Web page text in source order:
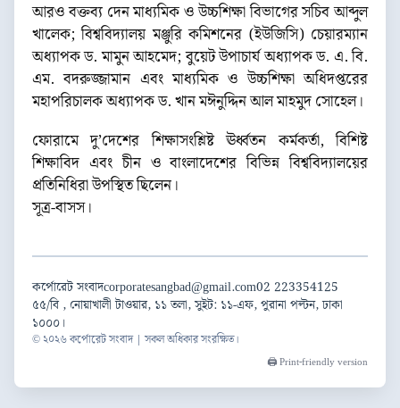
আরও বক্তব্য দেন মাধ্যমিক ও উচ্চশিক্ষা বিভাগের সচিব আব্দুল
খালেক; বিশ্ববিদ্যালয় মঞ্জুরি কমিশনের (ইউজিসি) চেয়ারম্যান
অধ্যাপক ড. মামুন আহমেদ; বুয়েট উপাচার্য অধ্যাপক ড. এ. বি.
এম. বদরুজ্জামান এবং মাধ্যমিক ও উচ্চশিক্ষা অধিদপ্তরের
মহাপরিচালক অধ্যাপক ড. খান মঈনুদ্দিন আল মাহমুদ সোহেল।
ফোরামে দু’দেশের শিক্ষাসংশ্লিষ্ট ঊর্ধ্বতন কর্মকর্তা, বিশিষ্ট
শিক্ষাবিদ এবং চীন ও বাংলাদেশের বিভিন্ন বিশ্ববিদ্যালয়ের
প্রতিনিধিরা উপস্থিত ছিলেন।
সূত্র-বাসস।
কর্পোরেট সংবাদcorporatesangbad@gmail.com02 223354125
৫৫/বি , নোয়াখালী টাওয়ার, ১১ তলা, সুইট: ১১-এফ, পুরানা পল্টন, ঢাকা
১০০০।
© ২০২৬ কর্পোরেট সংবাদ | সকল অধিকার সংরক্ষিত।
🖨️ Print-friendly version